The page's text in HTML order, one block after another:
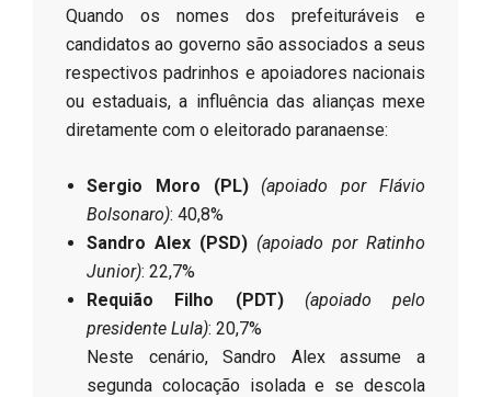
Quando os nomes dos prefeituráveis e
candidatos ao governo são associados a seus
respectivos padrinhos e apoiadores nacionais
ou estaduais, a influência das alianças mexe
diretamente com o eleitorado paranaense:
Sergio Moro (PL)
(apoiado por Flávio
Bolsonaro): 40,8%
Sandro Alex (PSD) (apoiado por Ratinho
Junior): 22,7%
Requião Filho (PDT)
(apoiado pelo
presidente Lula): 20,7%
Neste cenário, Sandro Alex assume a
segunda colocação isolada e se descola